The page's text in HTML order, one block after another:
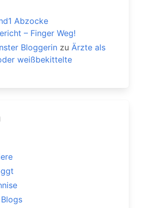
Abzocke
– Finger Weg!
Bloggerin zu Ärzte als
weißbekittelte